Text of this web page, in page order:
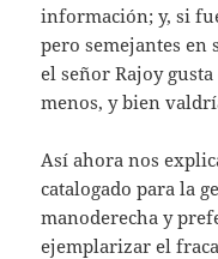
información; y, si
pero semejantes en
el señor Rajoy
menos, y bien
Así ahora nos
catalogado para la
manoderecha y
ejemplarizar el